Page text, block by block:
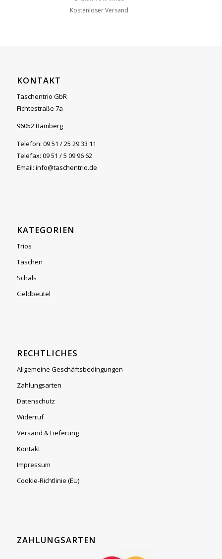
Kostenloser Versand
KONTAKT
Taschentrio GbR
Fichtestraße 7a
96052 Bamberg
Telefon: 09 51 / 25 29 33 11
Telefax: 09 51 / 5 09 96 62
Email: info@taschentrio.de
KATEGORIEN
Trios
Taschen
Schals
Geldbeutel
RECHTLICHES
Allgemeine Geschäftsbedingungen
Zahlungsarten
Datenschutz
Widerruf
Versand & Lieferung
Kontakt
Impressum
Cookie-Richtlinie (EU)
ZAHLUNGSARTEN